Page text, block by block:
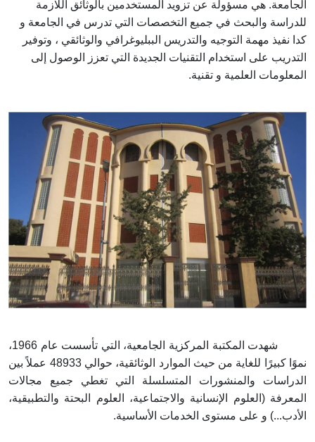
الجامعة. هي مسؤولة عن تزويد المستخدمين بالوثائق اللازمة
للدراسة والبحث في جميع التخصصات التي تدرس في الجامعة و
كدا نفيذ مهمة التوجيه والتدريس الببليوغرافي والوثائقي ، وتوفير
التدريب على استخدام التقنيات الجديدة التي تعزز الوصول إلى
المعلومات العلمية و تقنية.
شهدت المكتبة المركزية الجامعية، التي تأسست عام 1966،
نموًا كبيرًا للغاية من حيث الموارد الوثائقية، حوالي 48933 عملاً بين
الدراسات والمنشورات المتسلسلة التي تغطي جميع مجالات
المعرفة (العلوم الإنسانية والاجتماعية، العلوم البحتة والتطبيقية،
الأدب...) و على مستوى الخدمات الأساسية.